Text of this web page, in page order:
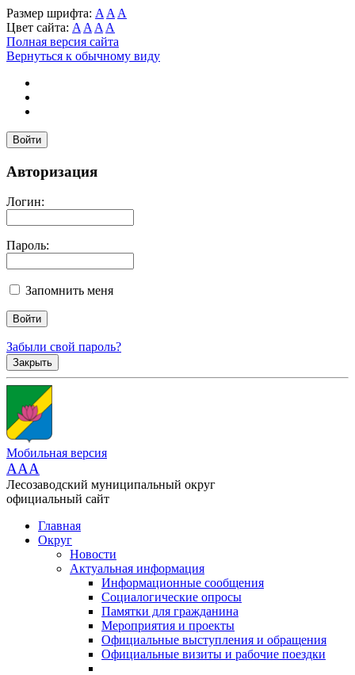
Размер шрифта: A A A
Цвет сайта: A A A A
Полная версия сайта
Вернуться к обычному виду
Войти
Авторизация
Логин:
Пароль:
Запомнить меня
Забыли свой пароль?
Закрыть
Мобильная версия
AAA
Лесозаводский муниципальный округ
официальный сайт
Главная
Округ
Новости
Актуальная информация
Информационные сообщения
Социалогические опросы
Памятки для гражданина
Мероприятия и проекты
Официальные выступления и обращения
Официальные визиты и рабочие поездки